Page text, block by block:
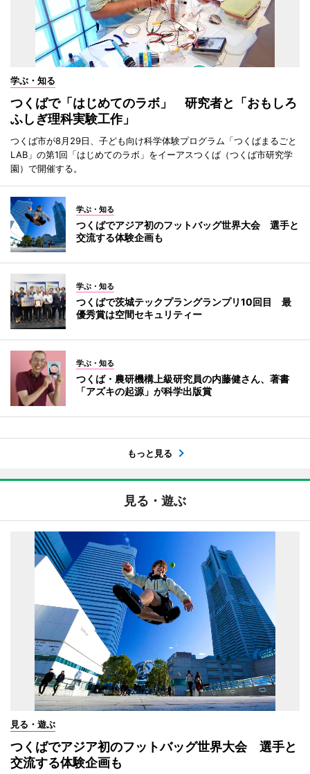
学ぶ・知る
つくばで「はじめてのラボ」 研究者と「おもしろ
ふしぎ理科実験工作」
つくば市が8月29日、子ども向け科学体験プログラム「つくばまるごと
LAB」の第1回「はじめてのラボ」をイーアスつくば（つくば市研究学
園）で開催する。
学ぶ・知る
つくばでアジア初のフットバッグ世界大会 選手と
交流する体験企画も
学ぶ・知る
つくばで茨城テックプラングランプリ10回目 最
優秀賞は空間セキュリティー
学ぶ・知る
つくば・農研機構上級研究員の内藤健さん、著書
「アズキの起源」が科学出版賞
もっと見る
見る・遊ぶ
見る・遊ぶ
つくばでアジア初のフットバッグ世界大会 選手と
交流する体験企画も